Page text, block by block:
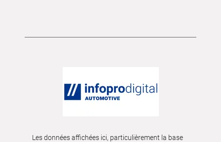
Les données affichées ici, particulièrement la base